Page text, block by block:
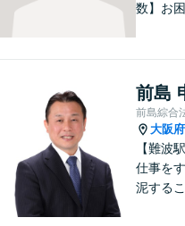
数】お
前島
前島綜合
大阪府
【難波
仕事を
泥する